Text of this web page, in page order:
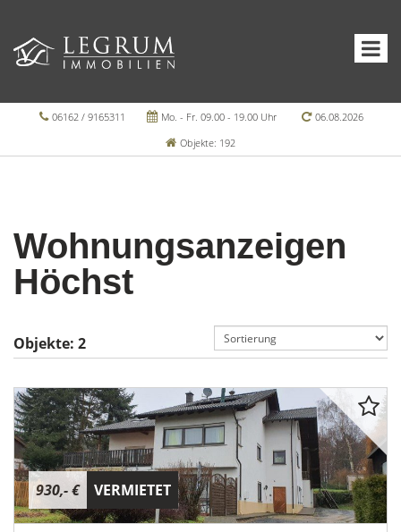
06162 / 9165311 Mo. - Fr. 09.00 - 19.00 Uhr
06.08.2026
Objekte: 192
Wohnungsanzeigen
Höchst
Objekte: 2
930,- € VERMIETET